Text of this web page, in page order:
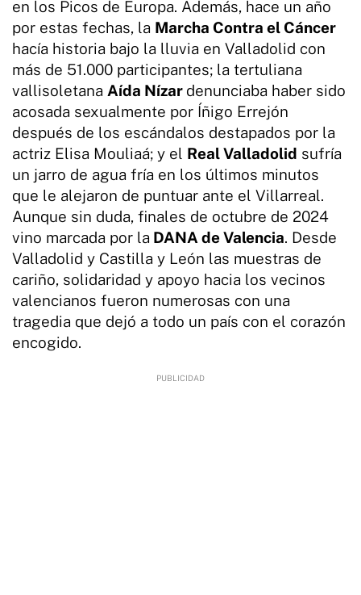
en los Picos de Europa. Además, hace un año
por estas fechas, la Marcha Contra el Cáncer
hacía historia bajo la lluvia en Valladolid con
más de 51.000 participantes; la tertuliana
vallisoletana Aída Nízar denunciaba haber sido
acosada sexualmente por Íñigo Errejón
después de los escándalos destapados por la
actriz Elisa Mouliaá; y el Real Valladolid sufría
un jarro de agua fría en los últimos minutos
que le alejaron de puntuar ante el Villarreal.
Aunque sin duda, finales de octubre de 2024
vino marcada por la DANA de Valencia. Desde
Valladolid y Castilla y León las muestras de
cariño, solidaridad y apoyo hacia los vecinos
valencianos fueron numerosas con una
tragedia que dejó a todo un país con el corazón
encogido.